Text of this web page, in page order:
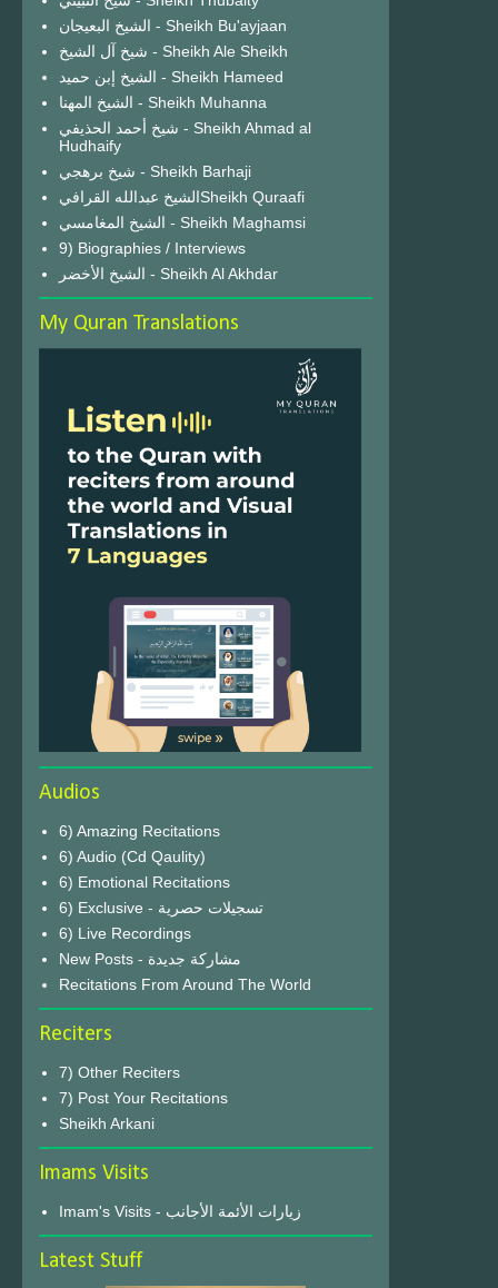
الشيخ البعيجان - Sheikh Bu'ayjaan
شيخ آل الشيخ - Sheikh Ale Sheikh
الشيخ إبن حميد - Sheikh Hameed
الشيخ المهنا - Sheikh Muhanna
شيخ أحمد الحذيفي - Sheikh Ahmad al
Hudhaify
شيخ برهجي - Sheikh Barhaji
الشيخ عبدالله القرافيSheikh Quraafi
الشيخ المغامسي - Sheikh Maghamsi
9) Biographies / Interviews
الشيخ الأخضر - Sheikh Al Akhdar
My Quran Translations
Audios
6) Amazing Recitations
6) Audio (Cd Qaulity)
6) Emotional Recitations
6) Exclusive - تسجيلات حصرية
6) Live Recordings
New Posts - مشاركة جديدة
Recitations From Around The World
Reciters
7) Other Reciters
7) Post Your Recitations
Sheikh Arkani
Imams Visits
Imam's Visits - زيارات الأئمة الأجانب
Latest Stuff